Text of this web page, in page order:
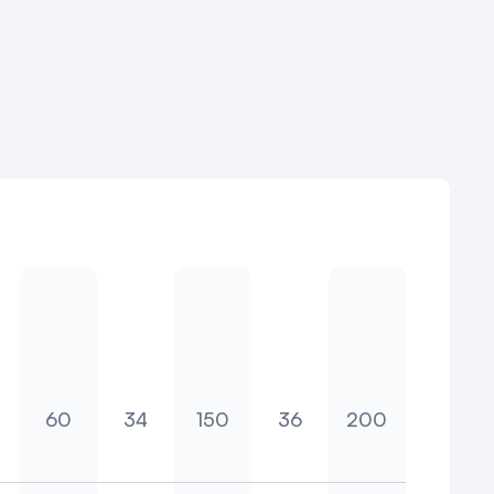
Cabaret
60
School
34
Theater
150
U-vorm
36
Reception
200